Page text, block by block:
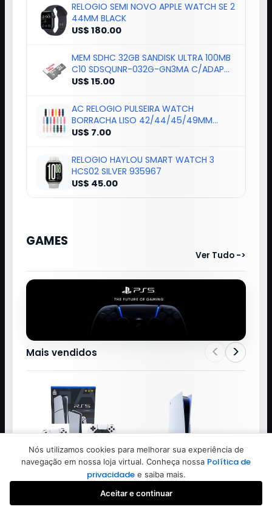
Buscar Iniciar sessão
Nós utilizamos cookies para melhorar sua experiência de
navegação em nossa loja virtual. Conheça nossa Política de
privacidade e saiba mais.
Aceitar e continuar
RELOGIO SEMI NOVO APPLE WATCH SE 2
44MM BLACK
US$ 180.00
MEM SDHC 32GB SANDISK ULTRA 100MB
C10 SDSQUNR-032G-GN3MA C/ADAP
184377
US$ 15.00
AC RELOGIO PULSEIRA WATCH
BORRACHA LISO 42/44/45/49MM
COLORIDO*
US$ 7.00
RELOGIO HAYLOU SMART WATCH 3
HCS02 SILVER 935967
US$ 45.00
GAMES
Ver Tudo ->
Mais vendidos < >
Q10SE 64G 3D 2.4G 2CONTROLE
SONY
CONTROLE E CAIXA 30 DIAS